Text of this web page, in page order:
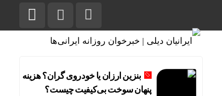
بنزین ارزان یا خودروی گران؟ هزینه
پنهان سوخت بی‌کیفیت چیست؟